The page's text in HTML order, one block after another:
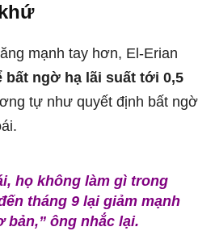
mạnh tay hơn, El-Erian
bất ngờ hạ lãi suất tới 0,5
tự như quyết định bất ngờ
họ không làm gì trong
tháng 9 lại giảm mạnh
bản,” ông nhắc lại.